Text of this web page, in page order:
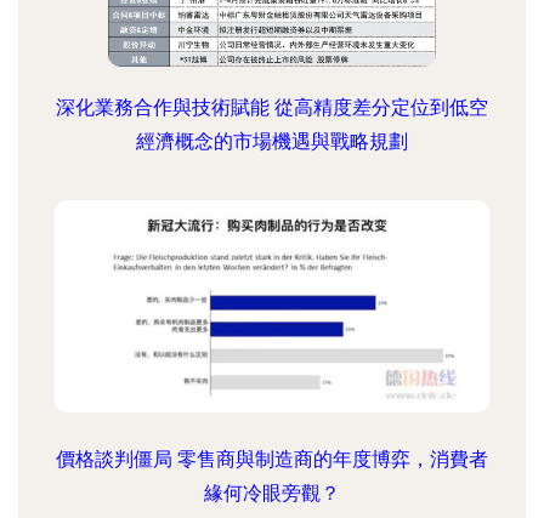
深化業務合作與技術賦能 從高精度差分定位到低空
經濟概念的市場機遇與戰略規劃
價格談判僵局 零售商與制造商的年度博弈，消費者
緣何冷眼旁觀？